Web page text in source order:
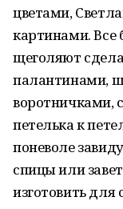
цветами,
картинами. Все
щеголяют
палантинами,
воротничками,
петелька к
поневоле
спицы или
изготовить для